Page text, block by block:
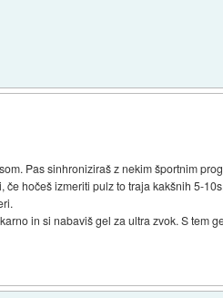
Pas sinhroniziraš z nekim športnim
hočeš izmeriti pulz to traja kakšnih 5-
in si nabaviš gel za ultra zvok. S tem